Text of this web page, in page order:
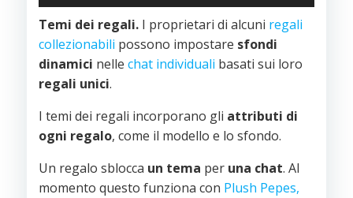
Temi dei regali. I proprietari di alcuni regali
collezionabili possono impostare sfondi
dinamici nelle chat individuali basati sui loro
regali unici.
I temi dei regali incorporano gli attributi di
ogni regalo, come il modello e lo sfondo.
Un regalo sblocca un tema per una chat. Al
momento questo funziona con Plush Pepes,